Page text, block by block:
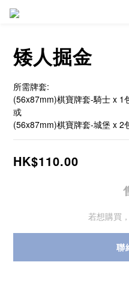
矮人掘金
所需牌套:
(56x87mm)棋寶牌套-騎士 x 1
或
(56x87mm)棋寶牌套-城堡 x 2
HK$110.00
若想購買
聯